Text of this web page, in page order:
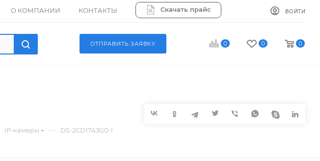
О КОМПАНИИ КОНТАКТЫ Скачать прайс ВОЙТИ
0 0 0
ОТПРАВИТЬ ЗАЯВКУ
IP-камеры — DS-2CD1743G0-I